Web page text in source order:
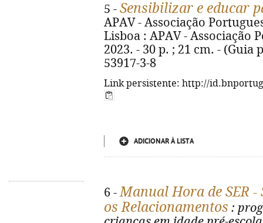
5 - Sensibilizar e educar
APAV - Associação
Lisboa : APAV - Associação
2023. - 30 p. ; 21 cm. - (Guia
53917-3-8
Link persistente: http://
ADICIONAR À LISTA
6 -Manual Hora de SER
os Relacionamentos :